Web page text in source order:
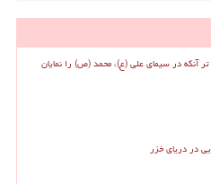
در سیمای علی (ع)، محمد (ص) را نمایان
در دریای خزر